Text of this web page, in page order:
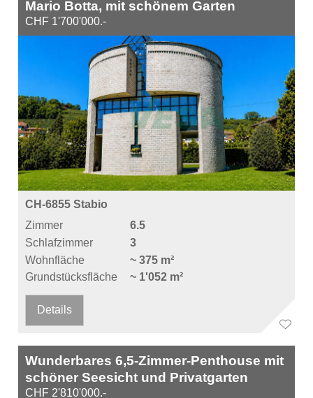
Mario Botta, mit schönem Garten
CHF 1'700'000.-
CH-6855 Stabio
Zimmer
6.5
Schlafzimmer
3
Wohnfläche
~ 375 m²
Grundstücksfläche
~ 1'052 m²
Details
Wunderbares 6,5-Zimmer-Penthouse mit
schöner Seesicht und Privatgarten
CHF 2'810'000.-